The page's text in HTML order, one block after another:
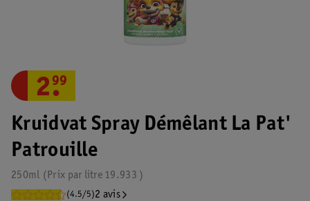
Kruidvat Spray Démêlant La Pat'
Patrouille
250ml 19.933
Prix par litre
(4.5/5)2 avis
2.
99